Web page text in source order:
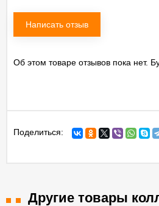
Написать отзыв
Об этом товаре отзывов пока нет.
Поделиться:
Другие товары